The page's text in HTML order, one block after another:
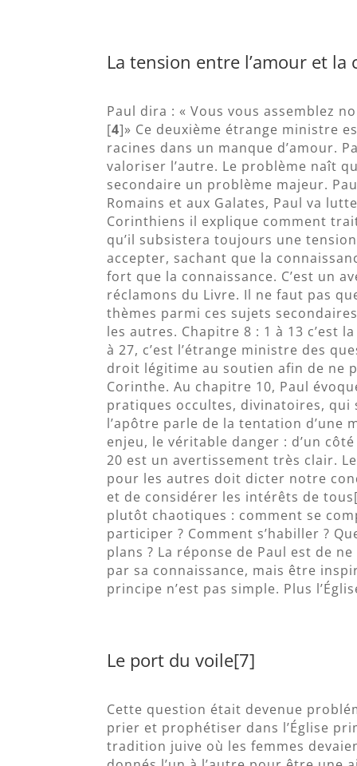
La tension entre l’amour et la
Paul dira : « Vous vous assemblez
[4]» Ce deuxième étrange ministre
racines dans un manque d’amour.
valoriser l’autre. Le problème naît
secondaire un problème majeur.
Romains et aux Galates, Paul va
Corinthiens il explique comment
qu’il subsistera toujours une
accepter, sachant que la
fort que la connaissance. C’est un
réclamons du Livre. Il ne faut pas
thèmes parmi ces sujets
les autres. Chapitre 8 : 1 à 13 c’est
à 27, c’est l’étrange ministre des
droit légitime au soutien afin de ne
Corinthe. Au chapitre 10, Paul
pratiques occultes, divinatoires, qui
l’apôtre parle de la tentation d’une
enjeu, le véritable danger : d’un
20 est un avertissement très clair.
pour les autres doit dicter notre
et de considérer les intérêts de
plutôt chaotiques : comment se
participer ? Comment s’habiller ?
plans ? La réponse de Paul est de
par sa connaissance, mais être
principe n’est pas simple. Plus
Le port du voile[7]
Cette question était devenue
prier et prophétiser dans l’Église
tradition juive où les femmes